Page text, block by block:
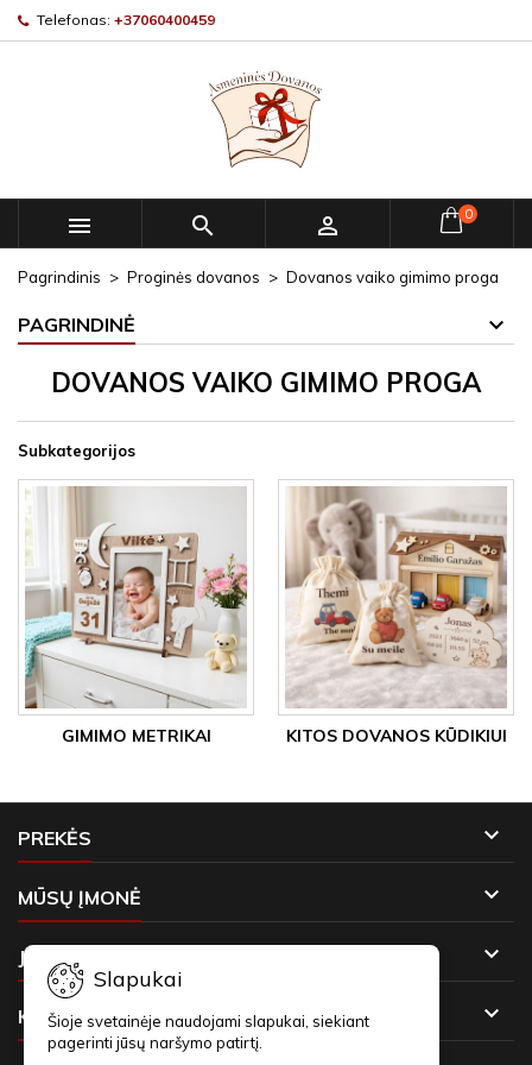
Telefonas: +37060400459
   0
Pagrindinis Proginės dovanos Dovanos vaiko gimimo proga
PAGRINDINĖ
DOVANOS VAIKO GIMIMO PROGA
Subkategorijos
GIMIMO METRIKAI KITOS DOVANOS KŪDIKIUI
PREKĖS 
MŪSŲ ĮMONĖ 
JŪSŲ PASKYRA 
KONTAKTAI 
Slapukai
Šioje svetainėje naudojami slapukai, siekiant
pagerinti jūsų naršymo patirtį.